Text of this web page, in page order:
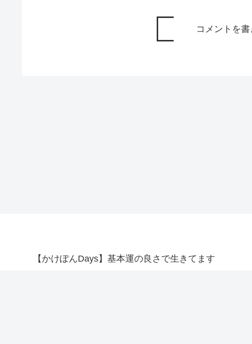
コメントを
【かけぽんDays】基本運の良さで生きてます